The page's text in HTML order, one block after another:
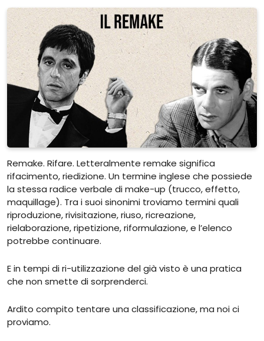
Remake. Rifare. Letteralmente remake significa
rifacimento, riedizione. Un termine inglese che possiede
la stessa radice verbale di make-up (trucco, effetto,
maquillage). Tra i suoi sinonimi troviamo termini quali
riproduzione, rivisitazione, riuso, ricreazione,
rielaborazione, ripetizione, riformulazione, e l’elenco
potrebbe continuare.
E in tempi di ri-utilizzazione del già visto è una pratica
che non smette di sorprenderci.
Ardito compito tentare una classificazione, ma noi ci
proviamo.